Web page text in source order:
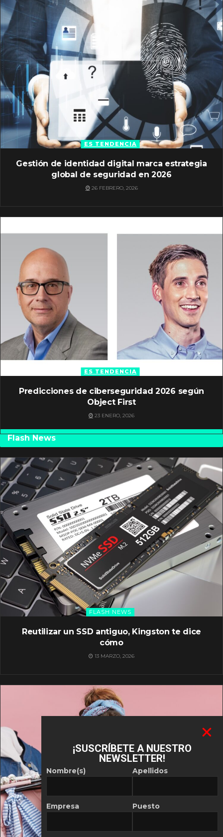
ES TENDENCIA
Gestión de identidad digital marca estrategia
global de seguridad en 2026
26 FEBRERO, 2026
ES TENDENCIA
Predicciones de ciberseguridad 2026 según
Object First
23 ENERO, 2026
Flash News
FLASH NEWS
Reutilizar un SSD antiguo, Kingston te dice
cómo
13 MARZO, 2026
¡SUSCRÍBETE A NUESTRO
NEWSLETTER!
Nombre(s)
Empresa
Apellidos
Puesto